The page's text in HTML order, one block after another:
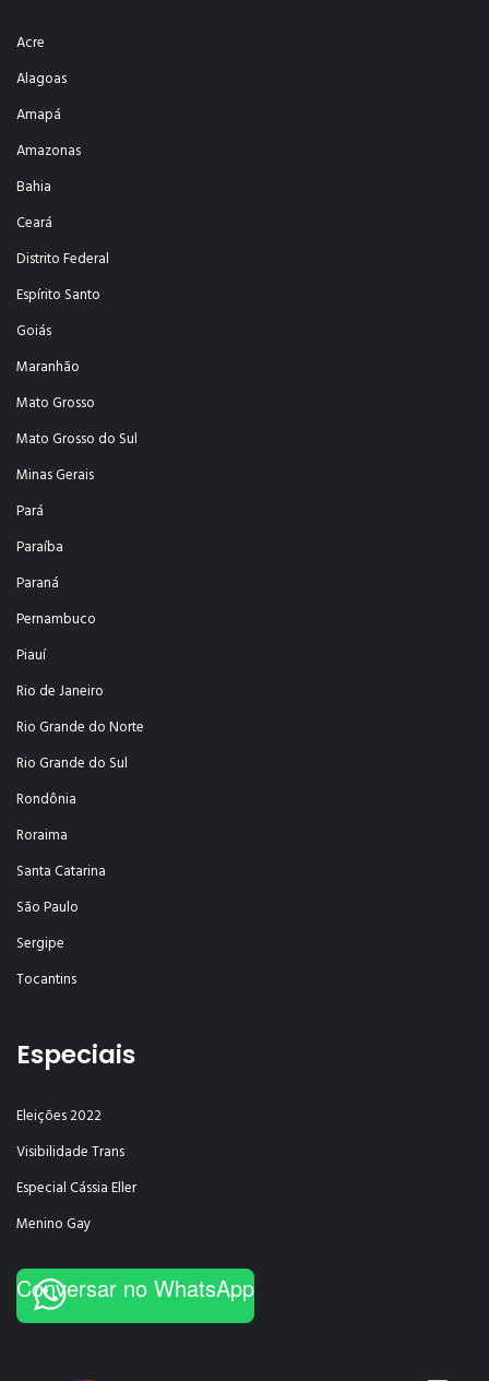
Acre
Alagoas
Amapá
Amazonas
Bahia
Ceará
Distrito Federal
Espírito Santo
Goiás
Maranhão
Mato Grosso
Mato Grosso do Sul
Minas Gerais
Pará
Paraíba
Paraná
Pernambuco
Piauí
Rio de Janeiro
Rio Grande do Norte
Rio Grande do Sul
Rondônia
Roraima
Santa Catarina
São Paulo
Sergipe
Tocantins
Especiais
Eleições 2022
Visibilidade Trans
Especial Cássia Eller
Menino Gay
Conversar no WhatsApp